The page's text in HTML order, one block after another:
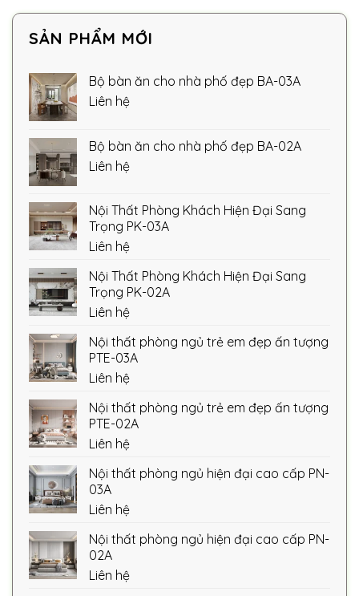
SẢN PHẨM MỚI
Bộ bàn ăn cho nhà phố đẹp BA-03A
Liên hệ
Bộ bàn ăn cho nhà phố đẹp BA-02A
Liên hệ
Nội Thất Phòng Khách Hiện Đại Sang
Trọng PK-03A
Liên hệ
Nội Thất Phòng Khách Hiện Đại Sang
Trọng PK-02A
Liên hệ
Nội thất phòng ngủ trẻ em đẹp ấn tượng
PTE-03A
Liên hệ
Nội thất phòng ngủ trẻ em đẹp ấn tượng
PTE-02A
Liên hệ
Nội thất phòng ngủ hiện đại cao cấp PN-
03A
Liên hệ
Nội thất phòng ngủ hiện đại cao cấp PN-
02A
Liên hệ